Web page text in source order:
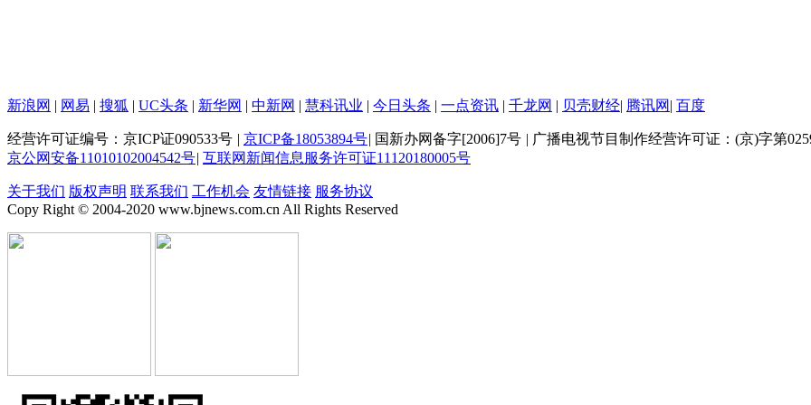
新浪网 | 网易 | 搜狐 | UC头条 | 新华网 | 中新网 | 慧科讯业 | 今日头条 | 一点资讯 | 千龙网 | 贝壳财经| 腾讯网 | 百度
经营许可证编号：京ICP证090533号 | 京ICP备18053894号| 国新办网备字[2006]7号 | 广播电视节目制作经营许可证：(京)字第
京公网安备11010102004542号| 互联网新闻信息服务许可证11120180005号
关于我们 版权声明 联系我们 工作机会 友情链接 服务协议
Copy Right © 2004-2020 www.bjnews.com.cn All Rights Reserved